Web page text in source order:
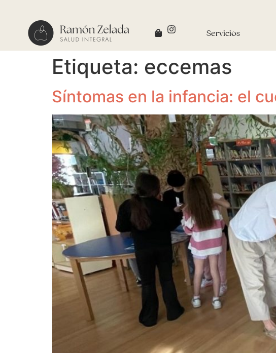
Servicios
Etiqueta: eccemas
Síntomas en la infancia: el